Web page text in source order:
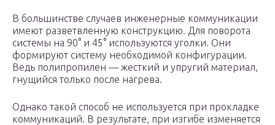
В большинстве случаев инженерные коммуникации
имеют разветвленную конструкцию. Для поворота
системы на 90° и 45° используются уголки. Они
формируют систему необходимой конфигурации.
Ведь полипропилен — жесткий и упругий материал,
гнущийся только после нагрева.
Однако такой способ не используется при прокладке
коммуникаций. В результате, при изгибе изменяется